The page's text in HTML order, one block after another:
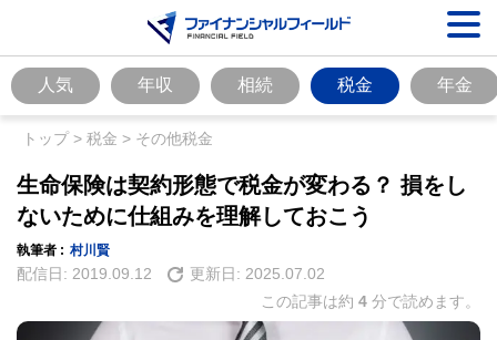
人気 年収 相続 税金 年金
トップ> 税金 > その他税金
生命保険は契約形態で税金が変わる？ 損をし
ないために仕組みを理解しておこう
執筆者 : 村川賢
配信日: 2019.09.12 更新日: 2025.07.02
この記事は約 4 分で読めます。